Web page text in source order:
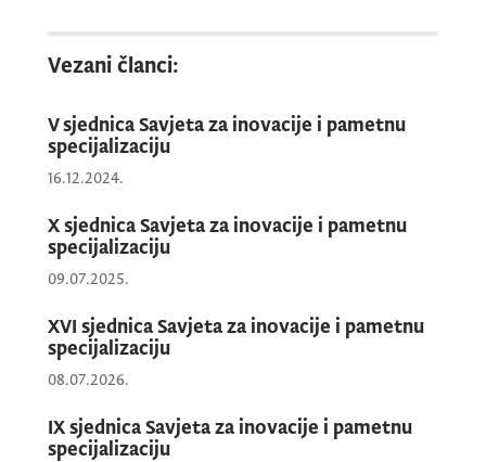
unapređenje nacionalnog inovacionog
periodu.
Članovi Savjeta upoznati su s informacijom
o napretku u procesu pripreme nove
Strategije pametne specijalizacije Crne Gore
je da je proces preduzetničkog otkrivanja,
koji podrazumijeva strukturirani dijalog
između privrednog, akademskog i javnog
sektora u okviru pet definisanih oblasti,
uspješno sproveden u periodu od septembra
Vezani članci:
V sjednica Savjeta za inovacije i pametnu
specijalizaciju
16.12.2024.
X sjednica Savjeta za inovacije i pametnu
specijalizaciju
09.07.2025.
XVI sjednica Savjeta za inovacije i pametnu
specijalizaciju
08.07.2026.
IX sjednica Savjeta za inovacije i pametnu
specijalizaciju